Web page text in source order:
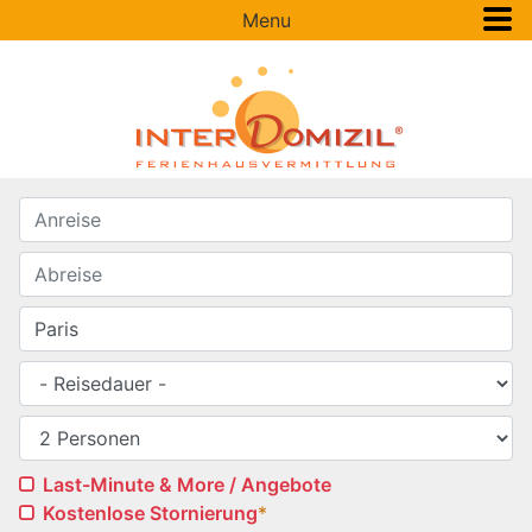
Menu
Last-Minute & More / Angebote
Kostenlose Stornierung*